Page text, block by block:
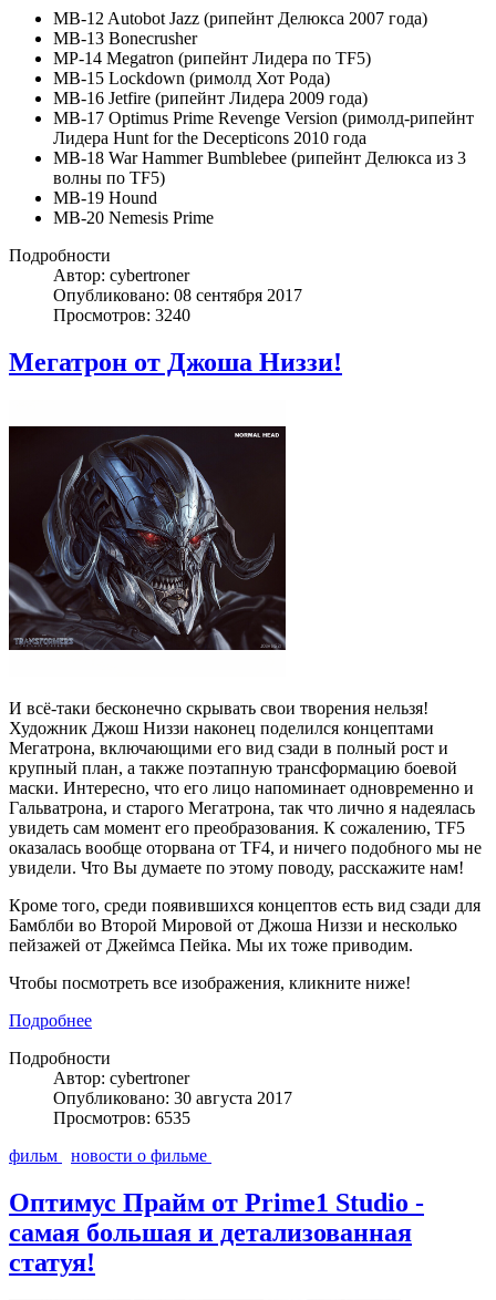
MB-12 Autobot Jazz (рипейнт Делюкса 2007 года)
MB-13 Bonecrusher
MP-14 Megatron (рипейнт Лидера по TF5)
MB-15 Lockdown (римолд Хот Рода)
MB-16 Jetfire (рипейнт Лидера 2009 года)
MB-17 Optimus Prime Revenge Version (римолд-рипейнт
Лидера Hunt for the Decepticons 2010 года
MB-18 War Hammer Bumblebee (рипейнт Делюкса из 3
волны по TF5)
MB-19 Hound
MB-20 Nemesis Prime
Подробности
Автор: cybertroner
Опубликовано: 08 сентября 2017
Просмотров: 3240
Мегатрон от Джоша Низзи!
И всё-таки бесконечно скрывать свои творения нельзя!
Художник Джош Низзи наконец поделился концептами
Мегатрона, включающими его вид сзади в полный рост и
крупный план, а также поэтапную трансформацию боевой
маски. Интересно, что его лицо напоминает одновременно и
Гальватрона, и старого Мегатрона, так что лично я надеялась
увидеть сам момент его преобразования. К сожалению, TF5
оказалась вообще оторвана от TF4, и ничего подобного мы не
увидели. Что Вы думаете по этому поводу, расскажите нам!
Кроме того, среди появившихся концептов есть вид сзади для
Бамблби во Второй Мировой от Джоша Низзи и несколько
пейзажей от Джеймса Пейка. Мы их тоже приводим.
Чтобы посмотреть все изображения, кликните ниже!
Подробнее
Подробности
Автор: cybertroner
Опубликовано: 30 августа 2017
Просмотров: 6535
фильм
новости о фильме
Оптимус Прайм от Prime1 Studio -
самая большая и детализованная
статуя!